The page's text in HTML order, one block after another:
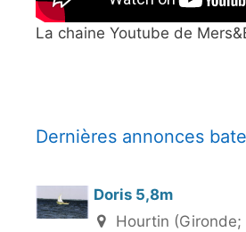
La chaine Youtube de
Dernières annonces
Doris 5,8m
Hourtin (Gironde;